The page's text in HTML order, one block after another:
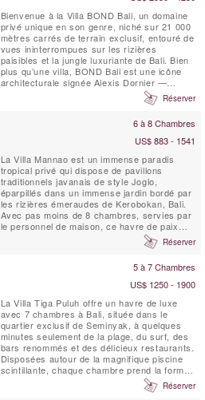
Bienvenue à la Villa BOND Bali, un domaine
privé unique en son genre, niché sur 21 000
mètres carrés de terrain exclusif, entouré de
vues ininterrompues sur les rizières
paisibles et la jungle luxuriante de Bali. Bien
plus qu’une villa, BOND Bali est une icône
architecturale signée Alexis Dornier —
conçue pour éveiller les sens et vous
ramener à la sérénité. L’expérience se
conçues, un jardin de 5 000 m², des ...
Réserver
6 à 8 Chambres
US$ 883 - 1541
La Villa Mannao est un immense paradis
tropical privé qui dispose de pavillons
traditionnels javanais de style Joglo,
éparpillés dans un immense jardin bordé par
les rizières émeraudes de Kerobokan, Bali.
Avec pas moins de 8 chambres, servies par
le personnel de maison, ce havre de paix
pour les vacances est conçu pour des
familles nombreuses ou des groupes d'amis,
calme, tout en restant proche de la
Réserver
5 à 7 Chambres
US$ 1250 - 1900
La Villa Tiga Puluh offre un havre de luxe
avec 7 chambres à Bali, située dans le
quartier exclusif de Seminyak, à quelques
minutes seulement de la plage, du surf, des
bars renommés et des délicieux restaurants.
Disposées autour de la magnifique piscine
scintillante, chaque chambre prend la forme
d’un bungalow privé, offrant ainsi un équilibre
parfait entre les moments partagés et
Réserver